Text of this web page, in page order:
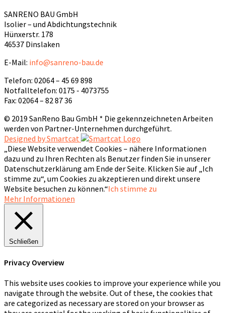
SANRENO BAU GmbH
Isolier – und Abdichtungstechnik
Hünxerstr. 178
46537 Dinslaken
E-Mail: info@sanreno-bau.de
Telefon: 02064 – 45 69 898
Notfalltelefon: 0175 - 4073755
Fax: 02064 – 82 87 36
© 2019 SanReno Bau GmbH * Die gekennzeichneten Arbeiten
werden von Partner-Unternehmen durchgeführt.
Designed by Smartcat
„Diese Website verwendet Cookies – nähere Informationen
dazu und zu Ihren Rechten als Benutzer finden Sie in unserer
Datenschutzerklärung am Ende der Seite. Klicken Sie auf „Ich
stimme zu“, um Cookies zu akzeptieren und direkt unsere
Website besuchen zu können.“Ich stimme zu
Mehr Informationen
Schließen
Privacy Overview
This website uses cookies to improve your experience while you
navigate through the website. Out of these, the cookies that
are categorized as necessary are stored on your browser as